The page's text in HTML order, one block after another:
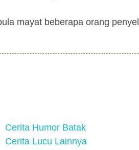
mayat beberapa orang
Cerita Humor Batak
Cerita Lucu Lainnya